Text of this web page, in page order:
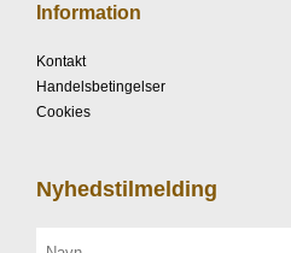
Information
Kontakt
Handelsbetingelser
Cookies
Nyhedstilmelding